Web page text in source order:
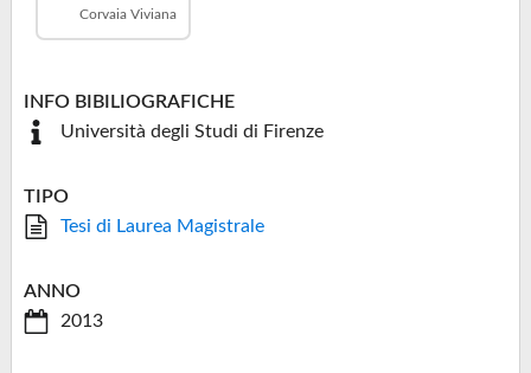
Corvaia Viviana
INFO BIBILIOGRAFICHE
Università degli Studi di Firenze
TIPO
Tesi di Laurea Magistrale
ANNO
2013